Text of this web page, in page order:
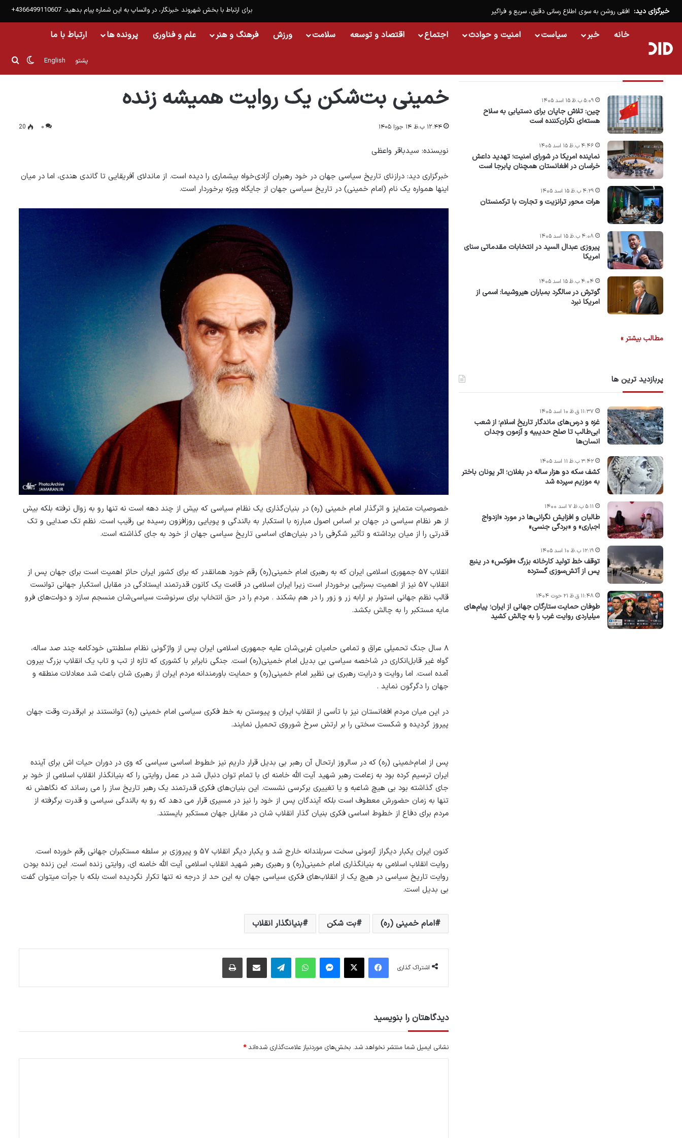
برای ارتباط با بخش شهروند خبرنگار، در واتساپ به این شماره پیام بدهید: 4366499110607+ خبرگزای دید: افقی روشن به سوی اطلاع رسانی دقیق، سریع و فراگیر
خانه خبر سیاست امنیت و حوادث اجتماع اقتصاد و توسعه سلامت ورزش فرهنگ و هنر علم و فناوری پرونده ها ارتباط با ما
English پشتو تغییر
خمینی بت‌شکن یک روایت همیشه زنده
۱۲:۴۴ ب.ظ ۱۴ جوزا ۱۴۰۵ ۰ 20
نویسنده: سیدباقر واعظی
خبرگزاری دید: درازنای تاریخ سیاسی جهان در خود رهبران آزادی‌خواه بیشماری را دیده است. از ماندلای آفریقایی تا گاندی هندی، اما در میان
اینها همواره یک نام (امام خمینی) در تاریخ سیاسی جهان از جایگاه ویژه برخوردار است.
خصوصیات متمایز و اثرگذار امام خمینی (ره) در بنیان‌گذاری یک نظام سیاسی که بیش از چند دهه است نه تنها رو به زوال نرفته بلکه بیش
از هر نظام سیاسی در جهان بر اساس اصول مبارزه با استکبار به بالندگی و پویایی روزافزون رسیده بی رقیب است. نظم تک صدایی و تک
قدرتی را از میان برداشته و تأثیر شگرفی را در بنیان‌های اساسی تاریخ سیاسی جهان از خود به جای گذاشته است.
انقلاب ۵۷ جمهوری اسلامی ایران که به رهبری امام خمینی(ره) رقم خورد همانقدر که برای کشور ایران حائز اهمیت است برای جهان پس از
انقلاب ۵۷ نیز از اهمیت بسزایی برخوردار است زیرا ایران اسلامی در قامت یک کانون قدرتمند ایستادگی در مقابل استکبار جهانی توانست
قالب نظم جهانی استوار بر ارابه زر و زور را در هم بشکند . مردم را در حق انتخاب برای سرنوشت سیاسی‌شان منسجم سازد و دولت‌های فرو
مایه مستکبر را به چالش بکشد.
۸ سال جنگ تحمیلی عراق و تمامی حامیان غربی‌شان علیه جمهوری اسلامی ایران پس از واژگونی نظام سلطنتی خودکامه چند صد ساله،
گواه غیر قابل‌انکاری در شاخصه سیاسی بی بدیل امام خمینی(ره) است. جنگی نابرابر با کشوری که تازه از تب و تاب یک انقلاب بزرگ بیرون
آمده است. اما روایت و درایت رهبری بی نظیر امام خمینی(ره) و حمایت باورمندانه مردم ایران از رهبری شان باعث شد معادلات منطقه و
جهان را دگرگون نماید .
در این میان مردم افغانستان نیز با تأسی از انقلاب ایران و پیوستن به خط فکری سیاسی امام خمینی (ره) توانستند بر ابرقدرت وقت جهان
پیروز گردیده و شکست سختی را بر ارتش سرخ شوروی تحمیل نمایند.
پس از امام‌خمینی (ره) که در سالروز ارتحال آن رهبر بی بدیل قرار داریم نیز خطوط اساسی سیاسی که وی در دوران حیات اش برای آینده
ایران ترسیم کرده بود به زعامت رهبر شهید آیت الله خامنه ای با تمام توان دنبال شد در عمل روایتی را که بنیانگذار انقلاب اسلامی از خود بر
جای گذاشته بود بی هیچ شاعبه و یا تغییری برکرسی نشست. این بنیان‌های فکری قدرتمند یک رهبر تاریخ ساز را می رساند که نگاهش نه
تنها به زمان حضورش معطوف است بلکه آیندگان پس از خود را نیز در مسیری قرار می دهد که رو به بالندگی سیاسی و قدرت برگرفته از
مردم برای دفاع از خطوط اساسی فکری بنیان گذار انقلاب شان در مقابل جهان مستکبر بایستند.
کنون ایران یکبار دیگراز آزمونی سخت سربلندانه خارج شد و یکبار دیگر انقلاب ۵۷ و پیروزی بر سلطه مستکبران جهانی رقم خورده است.
روایت انقلاب اسلامی به بنیانگذاری امام خمینی(ره) و رهبری رهبر شهید انقلاب اسلامی آیت الله خامنه ای، روایتی زنده است. این زنده بودن
روایت تاریخ سیاسی در هیچ یک از انقلاب‌های فکری سیاسی جهان به این حد از درجه نه تنها تکرار نگردیده است بلکه با جرأت میتوان گفت
بی بدیل است.
امام خمینی (ره) بت شکن بنیانگذار انقلاب
اشتراک گذاری
فیس بوک X پیام رسان واتس آپ تلگرام اشتراک گذاری از طریق ایمیل چاپ
دیدگاهتان را بنویسید
نشانی ایمیل شما منتشر نخواهد شد. بخش‌های موردنیاز علامت‌گذاری شده‌اند*
چین: تلاش جاپان برای دستیابی به سلاح
هسته‌ای نگران‌کننده است
۵:۰۹ ب.ظ ۱۵ اسد ۱۴۰۵
نماینده امریکا در شورای امنیت؛ تهدید داعش
خراسان در افغانستان همچنان پابرجا است
۴:۴۶ ب.ظ ۱۵ اسد ۱۴۰۵
هرات محور ترانزیت و تجارت با ترکمنستان
۴:۲۹ ب.ظ ۱۵ اسد ۱۴۰۵
پیروزی عبدال السید در انتخابات مقدماتی سنای
امریکا
۴:۰۸ ب.ظ ۱۵ اسد ۱۴۰۵
گوترش در سالگرد بمباران هیروشیما: اسمی از
امریکا نبرد
۴:۰۴ ب.ظ ۱۵ اسد ۱۴۰۵
مطالب بیشتر »
پربازدید ترین ها
غزه و درس‌های ماندگار تاریخ اسلام؛ از شعب
ابی‌طالب تا صلح حدیبیه و آزمون وجدان
انسان‌ها
۱۱:۳۷ ق.ظ ۱۰ اسد ۱۴۰۵
کشف سکه دو هزار ساله در بغلان؛ اثر یونان باختر
به موزیم سپرده شد
۳:۴۲ ب.ظ ۱۱ اسد ۱۴۰۵
طالبان و افزایش نگرانی‌ها در مورد «ازدواج
اجباری» و «بردگی جنسی»
۵:۱۱ ب.ظ ۷ اسد ۱۴۰۰
توقف خط تولید کارخانه بزرگ «فوکس» در ینبع
پس از آتش‌سوزی گسترده
۱۲:۱۹ ب.ظ ۱۰ اسد ۱۴۰۵
طوفان حمایت ستارگان جهانی از ایران؛ پیام‌های
میلیاردی روایت غرب را به چالش کشید
۱۱:۴۸ ق.ظ ۲۱ حوت ۱۴۰۴